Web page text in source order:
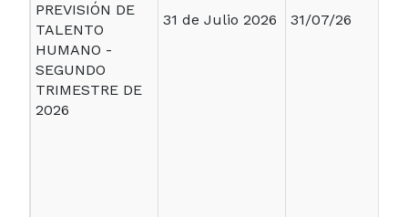
PREVISIÓN DE
TALENTO
HUMANO -
SEGUNDO
TRIMESTRE DE
2026
31 de Julio 2026 31/07/26